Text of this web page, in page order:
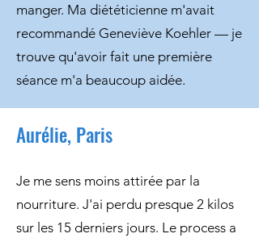
manger. Ma diététicienne m'avait
recommandé Geneviève Koehler — je
trouve qu'avoir fait une première
séance m'a beaucoup aidée.
Aurélie, Paris
Je me sens moins attirée par la
nourriture. J'ai perdu presque 2 kilos
sur les 15 derniers jours. Le process a